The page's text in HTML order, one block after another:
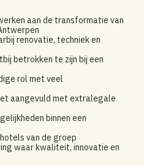
aan de transformatie van
renovatie, techniek en
betrokken te zijn bij een
rol met veel
aangevuld met extralegale
binnen een
van de groep
waar kwaliteit, innovatie en